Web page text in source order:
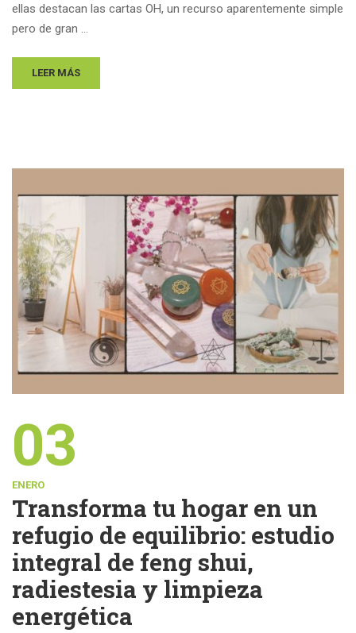
ellas destacan las cartas OH, un recurso aparentemente simple
pero de gran …
LEER MÁS
03
ENERO
Transforma tu hogar en un
refugio de equilibrio: estudio
integral de feng shui,
radiestesia y limpieza
energética